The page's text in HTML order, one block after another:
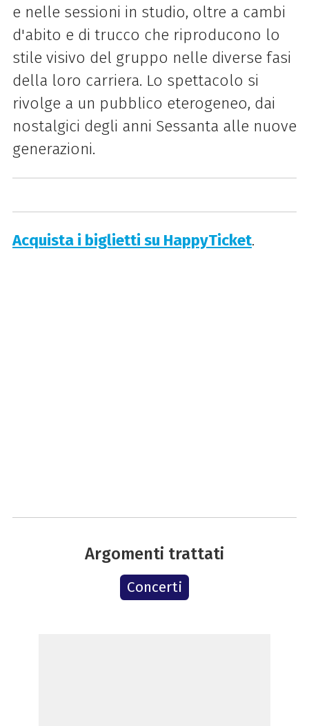
e nelle sessioni in studio, oltre a cambi
d'abito e di trucco che riproducono lo
stile visivo del gruppo nelle diverse fasi
della loro carriera. Lo spettacolo si
rivolge a un pubblico eterogeneo, dai
nostalgici degli anni Sessanta alle nuove
generazioni.
Acquista i biglietti su HappyTicket.
Argomenti trattati
Concerti